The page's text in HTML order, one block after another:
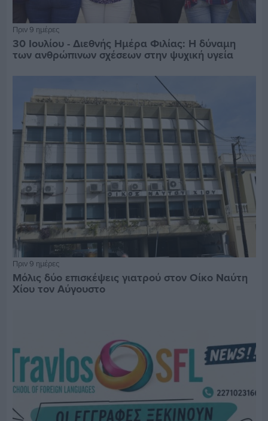
Πριν 9 ημέρες
30 Ιουλίου - Διεθνής Ημέρα Φιλίας: Η δύναμη
των ανθρώπινων σχέσεων στην ψυχική υγεία
Πριν 9 ημέρες
Μόλις δύο επισκέψεις γιατρού στον Οίκο Ναύτη
Χίου τον Αύγουστο